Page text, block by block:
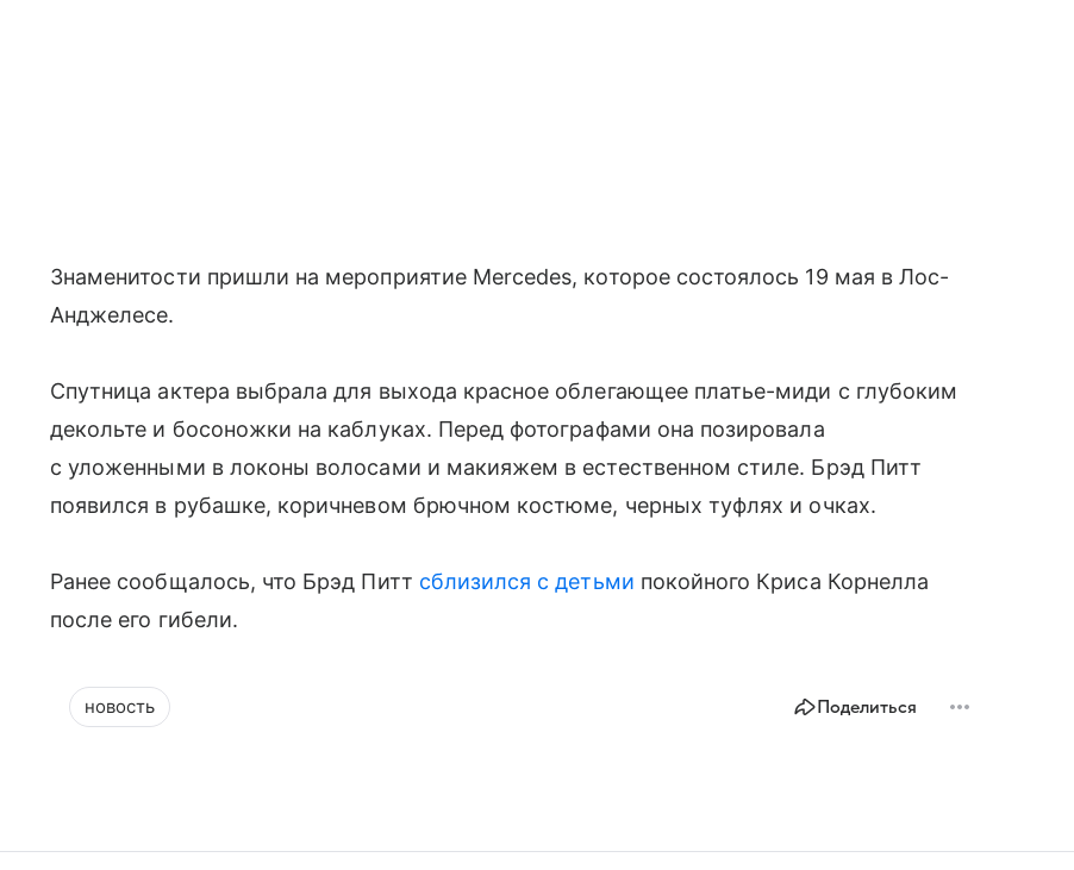
Знаменитости пришли на мероприятие Mercedes, которое состоялось 19 мая в Лос-
Анджелесе.
Спутница актера выбрала для выхода красное облегающее платье-миди с глубоким
декольте и босоножки на каблуках. Перед фотографами она позировала
с уложенными в локоны волосами и макияжем в естественном стиле. Брэд Питт
появился в рубашке, коричневом брючном костюме, черных туфлях и очках.
Ранее сообщалось, что Брэд Питт сблизился с детьми покойного Криса Корнелла
после его гибели.
новость Поделиться